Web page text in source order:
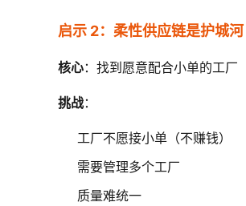
启示 2：柔性供应链是护城河
核心：找到愿意配合小单的工厂
挑战：
工厂不愿接小单（不赚钱）
需要管理多个工厂
质量难统一